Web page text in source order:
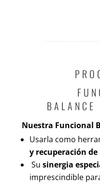
BALANCE
Nuestra Funcional
Usarla como
y recuperación de
Su sinergia
imprescindible